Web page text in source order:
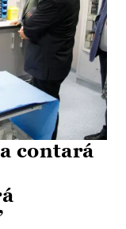
contará